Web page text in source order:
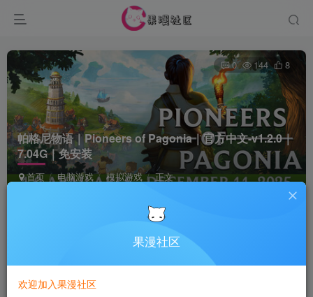
帕格尼物语｜Pioneers of Pagonia｜官方中文-v1.2.0｜
7.04G｜免安装
首页 电脑游戏 模拟游戏 正文
0 144 8
果漫社区
欢迎加入果漫社区